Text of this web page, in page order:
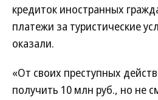
кредиток иностранных
платежи за туристические
оказали.
«От своих преступных
получить 10 млн руб., но не